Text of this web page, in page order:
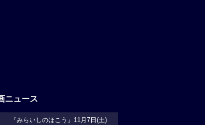
ニュース
『みらいしのほこう』11月7日(土)